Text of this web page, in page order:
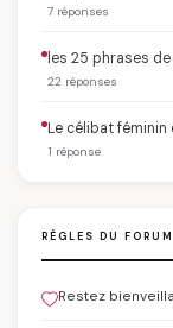
7 réponses
les 25 phrases
22 réponses
Le célibat féminin
1 réponse
RÈGLES DU FORUM
Restez